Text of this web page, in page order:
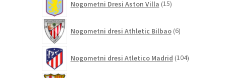
Nogometni Dresi Aston Villa 15izdelkov
Nogometni dresi Athletic Bilbao 6izdelkov
Nogometni dresi Atletico Madrid 104izdelki